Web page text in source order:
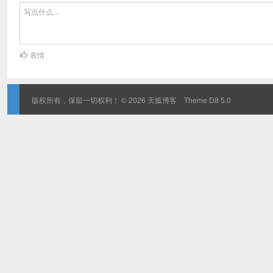
表情
版权所有，保留一切权利！ © 2026 天狐博客 Theme D8 5.0